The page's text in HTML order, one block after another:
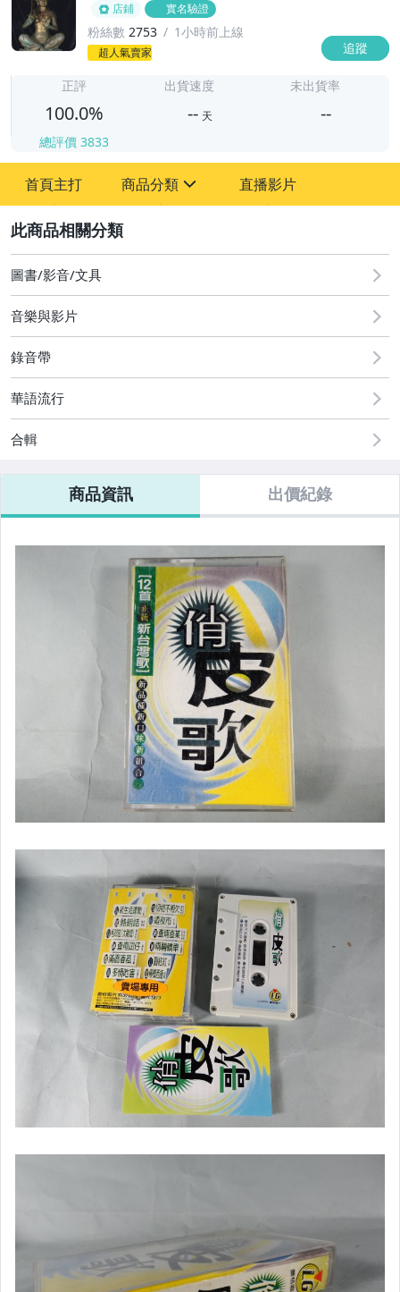
店鋪 實名驗證
粉絲數 2753 1小時前上線
超人氣賣家 追蹤
-
正評
100.0%
總評價 3833
出貨速度
-- 天
未出貨率
--
首頁主打 商品分類
其它
直播影片
圖書/影音/文具
音樂與影片
錄音帶
華語流行
合輯
商品資訊 出價紀錄